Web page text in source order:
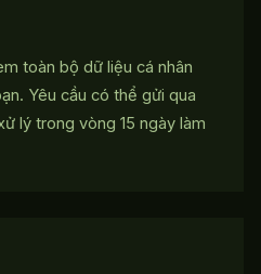
toàn bộ dữ liệu cá nhân
Yêu cầu có thể gửi qua
lý trong vòng 15 ngày làm